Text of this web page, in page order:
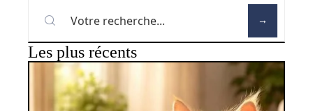
Les plus récents